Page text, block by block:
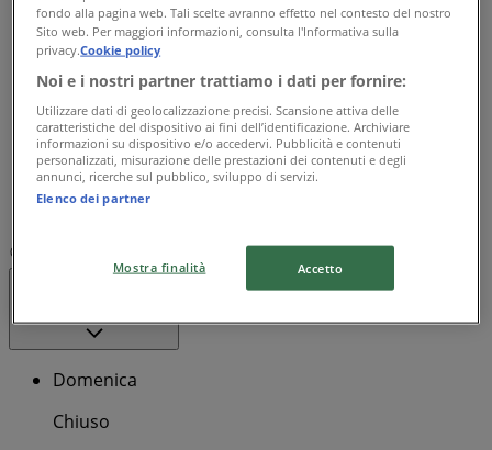
08:00 - 12:0015:00 - 19:00
Mercoledì
08:00 - 12:00
15:00 - 19:00
Giovedì
08:00 - 12:0015:00 - 19:00
Venerdì
08:00 - 12:0015:00 - 19:00
Sabato
08:00 - 12:00
0362 851144 Autobrianza Srl
Domenica
Chiuso
fondo alla pagina web. Tali scelte avranno effetto nel contesto del nostro
Sito web. Per maggiori informazioni, consulta l'Informativa sulla
privacy.Cookie policy
Noi e i nostri partner trattiamo i dati per fornire:
Utilizzare dati di geolocalizzazione precisi. Scansione attiva delle
caratteristiche del dispositivo ai fini dell’identificazione. Archiviare
informazioni su dispositivo e/o accedervi. Pubblicità e contenuti
personalizzati, misurazione delle prestazioni dei contenuti e degli
annunci, ricerche sul pubblico, sviluppo di servizi.
Elenco dei partner
Mostra finalità Accetto